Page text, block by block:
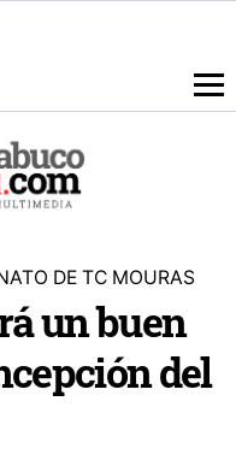
DE TC MOURAS
un buen
del